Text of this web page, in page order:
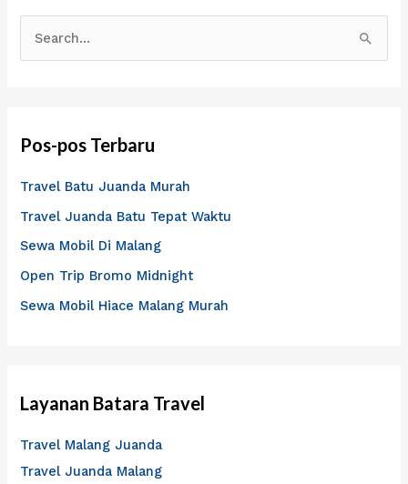
u
u
k
:
Pos-pos Terbaru
Travel Batu Juanda Murah
Travel Juanda Batu Tepat Waktu
Sewa Mobil Di Malang
Open Trip Bromo Midnight
Sewa Mobil Hiace Malang Murah
Layanan Batara Travel
Travel Malang Juanda
Travel Juanda Malang